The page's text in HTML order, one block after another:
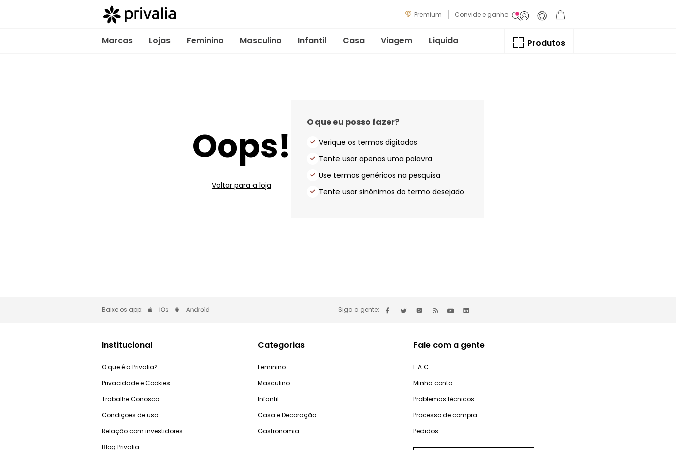
Premium Convide e ganhe
Marcas Lojas Feminino Masculino Infantil Casa Viagem Liquida Produtos
Oops!
Voltar para a loja
O que eu posso fazer?
Verique os termos digitados
Tente usar apenas uma palavra
Use termos genéricos na pesquisa
Tente usar sinônimos do termo desejado
Baixe os app: Siga a gente:
Institucional
O que é a Privalia?
Privacidade e Cookies
Trabalhe Conosco
Condições de uso
Relação com investidores
Blog Privalia
Categorias
Feminino
Masculino
Infantil
Casa e Decoração
Gastronomia
Fale com a gente
F.A.C
Minha conta
Problemas técnicos
Processo de compra
Pedidos